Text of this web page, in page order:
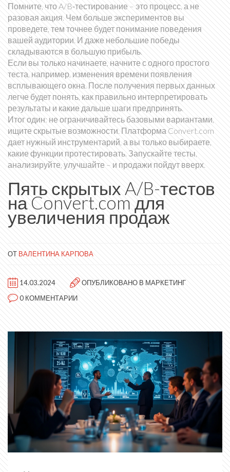
Помните, что A/B‑тестирование – это процесс, а не
разовая акция. Чем больше экспериментов вы
проведете, тем точнее будет понимание поведения
вашей аудитории. И даже небольшие победы
складываются в большую прибыль.
Если вы только начинаете, начните с одного простого
теста, например, изменения времени появления
всплывающего окна. После получения первых данных
легче будет понять, как правильно интерпретировать
результаты и какие дальше шаги предпринять.
Итог один: не ограничивайтесь базовыми вариантами,
ищите скрытые возможности. Платформа Convert.com
дает нужный инструментарий, а вы только выбираете,
какие функции протестировать. Запускайте тесты,
анализируйте, улучшайте – и продажи пойдут вверх.
Пять скрытых A/B-тестов
на Convert.com для
увеличения продаж
ОТВАЛЕНТИНА КАРПОВА
14.03.2024 ОПУБЛИКОВАНО ВМАРКЕТИНГ
0 КОММЕНТАРИИ